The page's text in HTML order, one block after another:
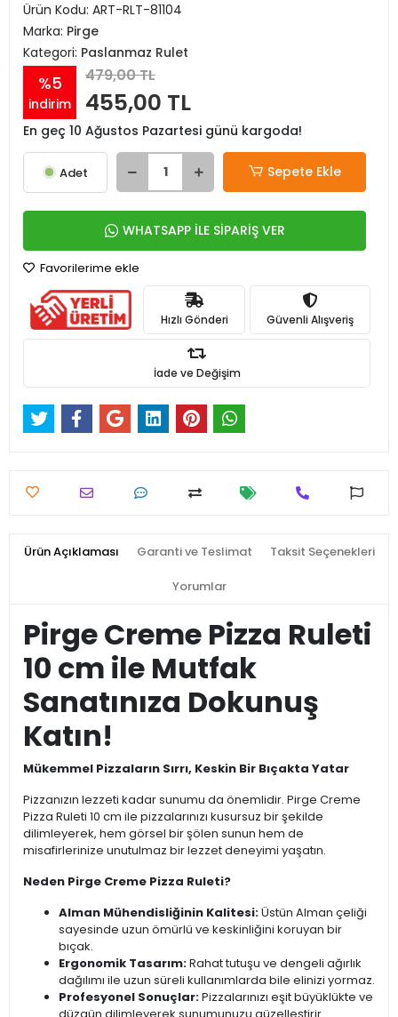
Ürün Kodu: ART-RLT-81104
Marka: Pirge
Kategori: Paslanmaz Rulet
%5
indirim
479,00 TL
455,00 TL
En geç 10 Ağustos Pazartesi günü kargoda!
Adet Sepete Ekle
WHATSAPP İLE SİPARİŞ VER
Favorilerime ekle
Hızlı Gönderi Güvenli Alışveriş
İade ve Değişim
Ürün Açıklaması Garanti ve Teslimat Taksit Seçenekleri
Yorumlar
Pirge Creme Pizza Ruleti
10 cm ile Mutfak
Sanatınıza Dokunuş
Katın!
Mükemmel Pizzaların Sırrı, Keskin Bir Bıçakta Yatar
Pizzanızın lezzeti kadar sunumu da önemlidir. Pirge Creme
Pizza Ruleti 10 cm ile pizzalarınızı kusursuz bir şekilde
dilimleyerek, hem görsel bir şölen sunun hem de
misafirlerinize unutulmaz bir lezzet deneyimi yaşatın.
Neden Pirge Creme Pizza Ruleti?
Alman Mühendisliğinin Kalitesi:Üstün Alman çeliği
sayesinde uzun ömürlü ve keskinliğini koruyan bir
bıçak.
Ergonomik Tasarım:Rahat tutuşu ve dengeli ağırlık
dağılımı ile uzun süreli kullanımlarda bile elinizi yormaz.
Profesyonel Sonuçlar:Pizzalarınızı eşit büyüklükte ve